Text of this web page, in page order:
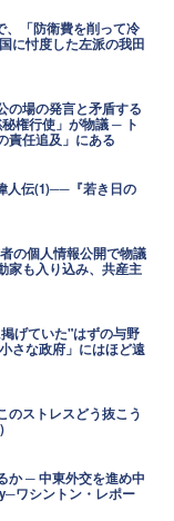
、「防衛費を削って冷
に忖度した左派の我田
の場の発言と矛盾する
権行使」が物議 ─ ト
責任追及」にある
人伝(1)──『若き日の
の個人情報公開で物議
家も入り込み、共産主
げていた"はずの与野
さな政府」にはほど遠
ストレスどう抜こう
か ─ 中東外交を進め中
ワシントン・レポー